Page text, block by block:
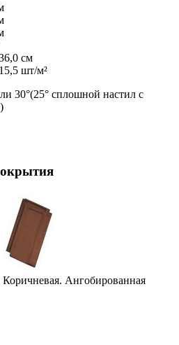
см
шт/м²
30°(25° сплошной настил с
Коричневая. Ангобированная